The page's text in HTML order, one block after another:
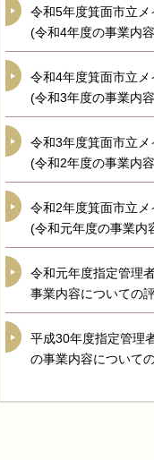
令和5年度箕面市立
(令和4年度の事業内
令和4年度箕面市立
(令和3年度の事業内
令和3年度箕面市立
(令和2年度の事業内
令和2年度箕面市立
(令和元年度の事業内
令和元年度指定管理
事業内容についての
平成30年度指定管理
の事業内容について